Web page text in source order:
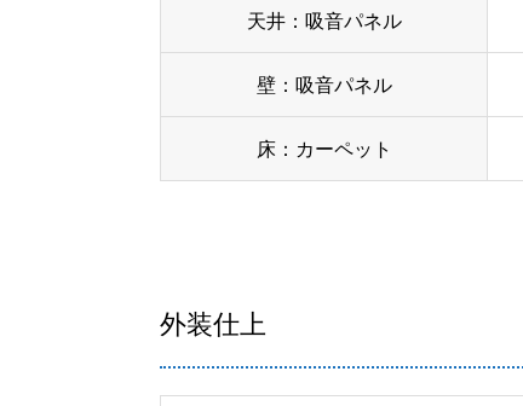
天井：吸音パネル
壁：吸音パネル
床：カーペット
外装仕上